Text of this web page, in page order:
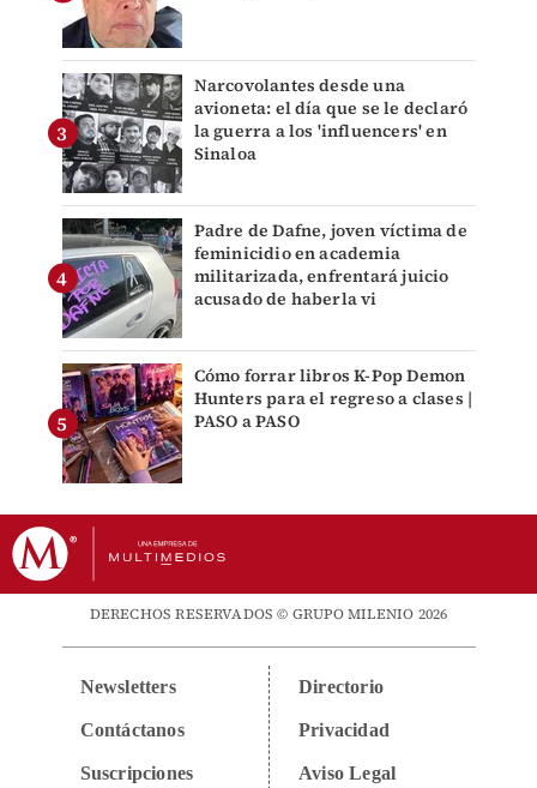
Narcovolantes desde una
avioneta: el día que se le declaró
la guerra a los 'influencers' en
Sinaloa
Padre de Dafne, joven víctima de
feminicidio en academia
militarizada, enfrentará juicio
acusado de haberla vi
Cómo forrar libros K-Pop Demon
Hunters para el regreso a clases |
PASO a PASO
DERECHOS RESERVADOS © GRUPO MILENIO 2026
Newsletters
Contáctanos
Suscripciones
Directorio
Privacidad
Aviso Legal